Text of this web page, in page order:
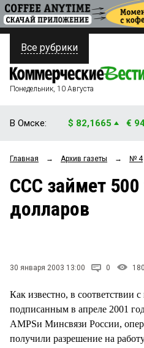
ПОЛИТИКА
ФИНАНСЫ
ОБЩЕСТВО
ЗАКОН
НОВОСТИ КОМПАНИЙ
СТИЛЬ ЖИЗНИ
Все рубрики
Понедельник, 10 Августа
В Омске: $ 82,1665 €
Главная → Архив газеты → № 4
ССС займет
долларов
30 января 2003 13:00 0
Как известно, в соответствии
подписанным в апреле 2001
AMPSи Минсвязи России,
получили разрешение на